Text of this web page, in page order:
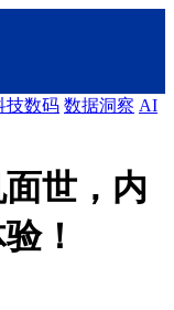
技数码 数据洞察 AI
世，内
！